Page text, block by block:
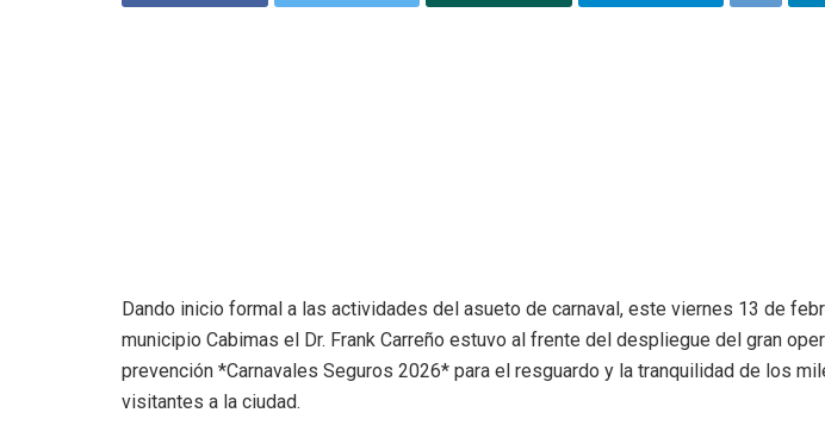
Dando inicio formal a las actividades del asueto de carnaval, este viernes 13 de
municipio Cabimas el Dr. Frank Carreño estuvo al frente del despliegue del gran
prevención *Carnavales Seguros 2026* para el resguardo y la tranquilidad de los
visitantes a la ciudad.